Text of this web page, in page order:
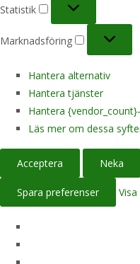
Statistik
Marknadsföring
Hantera alternativ
Hantera tjänster
Hantera
Läs mer om dessa
Acceptera Neka
Spara preferenser